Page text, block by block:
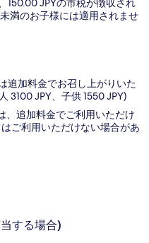
150.00 JPYの市税が徴収され
満のお子様には適用されませ
追加料金でお召し上がりいた
3100 JPY、子供 1550 JPY)
、追加料金でご利用いただけ
ご利用いただけない場合があ
する場合)